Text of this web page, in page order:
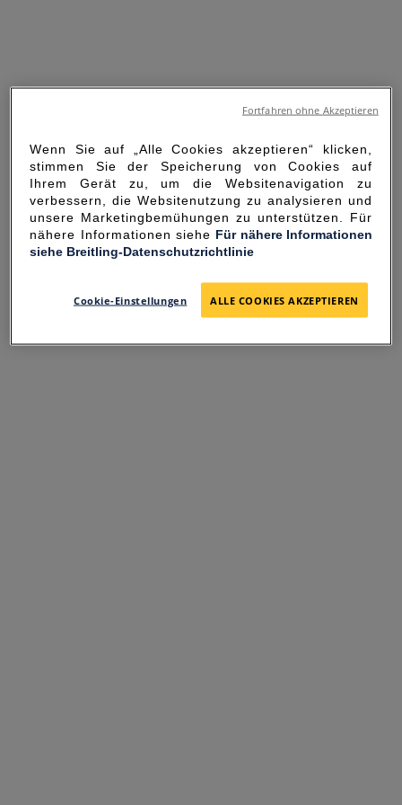
SORRY FOR THE
INCONVENIENCE
Wenn Sie auf „Alle Cookies akzeptieren“ klicken,
stimmen Sie der Speicherung von Cookies auf
Ihrem Gerät zu, um die Websitenavigation zu
verbessern, die Websitenutzung zu analysieren und
unsere Marketingbemühungen zu unterstützen. Für
nähere Informationen siehe Für nähere Informationen
siehe Breitling-Datenschutzrichtlinie
Cookie-Einstellungen ALLE COOKIES AKZEPTIEREN
Fortfahren ohne Akzeptieren